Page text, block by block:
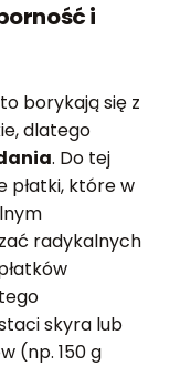
i
borykają się z
dlatego
. Do tej
płatki, które w
radykalnych
skyra lub
(np. 150 g